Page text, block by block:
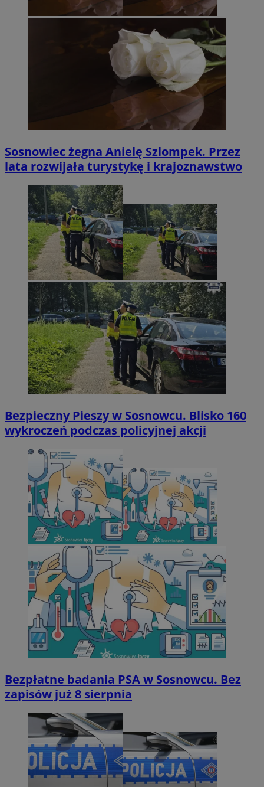
Sosnowiec żegna Anielę Szlompek. Przez
lata rozwijała turystykę i krajoznawstwo
Bezpieczny Pieszy w Sosnowcu. Blisko 160
wykroczeń podczas policyjnej akcji
Bezpłatne badania PSA w Sosnowcu. Bez
zapisów już 8 sierpnia